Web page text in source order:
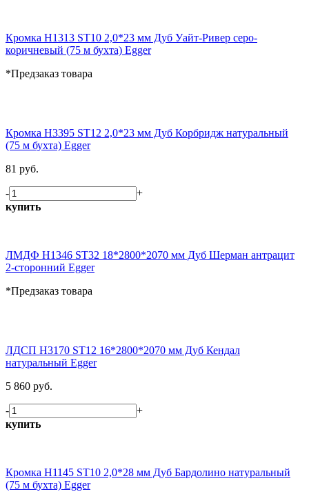
Кромка H1313 ST10 2,0*23 мм Дуб Уайт-Ривер серо-
коричневый (75 м бухта) Egger
*Предзаказ товара
Кромка H3395 ST12 2,0*23 мм Дуб Корбридж натуральный
(75 м бухта) Egger
81 руб.
-
+
купить
ЛМДФ H1346 ST32 18*2800*2070 мм Дуб Шерман антрацит
2-сторонний Egger
*Предзаказ товара
ЛДСП H3170 ST12 16*2800*2070 мм Дуб Кендал
натуральный Egger
5 860 руб.
-
+
купить
Кромка H1145 ST10 2,0*28 мм Дуб Бардолино натуральный
(75 м бухта) Egger